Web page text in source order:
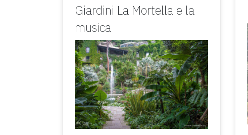
Giardini La Mortella e la
musica